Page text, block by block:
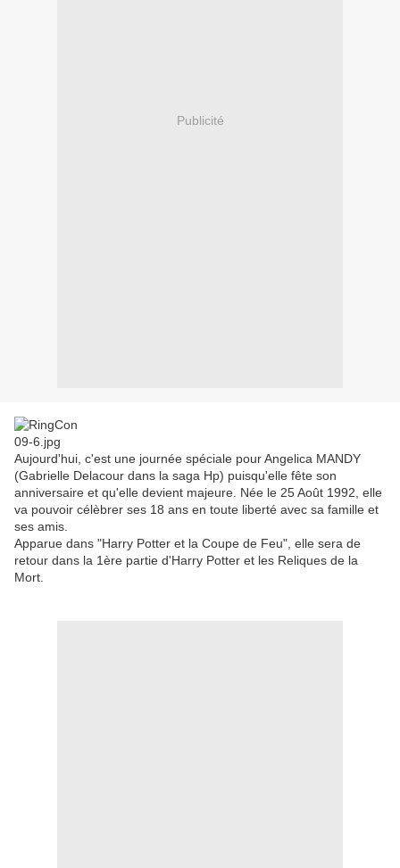
Publicité
Aujourd'hui, c'est une journée spéciale pour Angelica MANDY
(Gabrielle Delacour dans la saga Hp) puisqu'elle fête son
anniversaire et qu'elle devient majeure. Née le 25 Août 1992, elle
va pouvoir célèbrer ses 18 ans en toute liberté avec sa famille et
ses amis.
Apparue dans "Harry Potter et la Coupe de Feu", elle sera de
retour dans la 1ère partie d'Harry Potter et les Reliques de la
Mort.